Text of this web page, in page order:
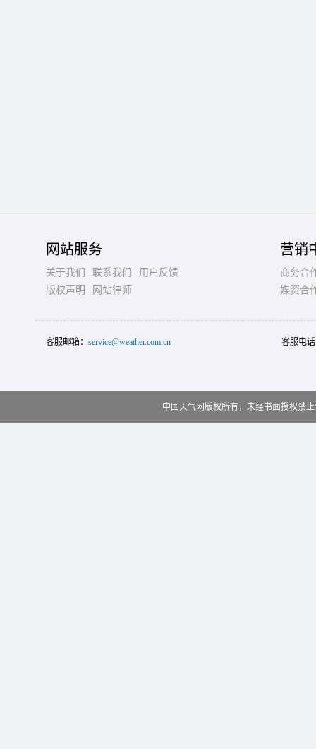
网站服务
关于我们 联系我们
用户反馈
版权声明
网站律师
营销
商务合
媒资合
客服邮箱： service@weather.com.cn 客服电
中国天气网版权所有，未经书面授权